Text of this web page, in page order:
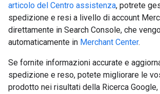
articolo del Centro assistenza, potrete
spedizione e resi a livello di account
direttamente in Search Console, che
automaticamente in Merchant Center.
Se fornite informazioni accurate e
spedizione e reso, potete migliorare le
prodotto nei risultati della Ricerca